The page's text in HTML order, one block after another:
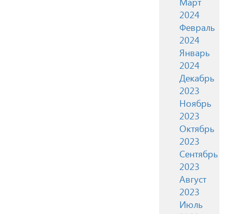
2024
Февраль
2024
Январь
2024
Декабрь
2023
Ноябрь
2023
Октябрь
2023
Сентябрь
2023
Август
2023
Июль